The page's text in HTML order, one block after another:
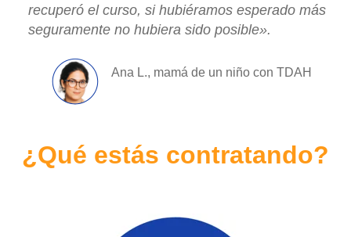
recuperó el curso, si hubiéramos esperado más
seguramente no hubiera sido posible».
Ana L., mamá de un niño con TDAH
¿Qué estás contratando?